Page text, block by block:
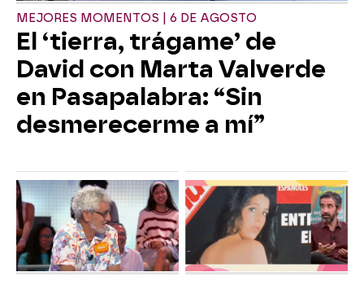
MEJORES MOMENTOS | 6 DE AGOSTO
El ‘tierra, trágame’ de
David con Marta Valverde
en Pasapalabra: “Sin
desmerecerme a mí”